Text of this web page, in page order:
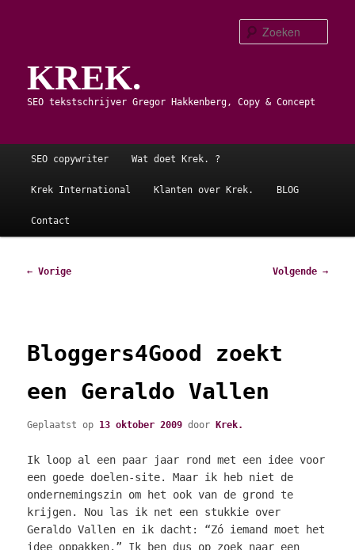
primaire
inhoudKREK.
SEO tekstschrijver Gregor Hakkenberg, Copy & Concept
Hoofdmenu
SEO copywriter Wat doet Krek. ?
Krek International Klanten over Krek. BLOG
Contact
Bericht
← Vorige Volgende →
Bloggers4Good zoekt
een Geraldo Vallen
Geplaatst op 13 oktober 2009 doorKrek.
Ik loop al een paar jaar rond met een idee voor
een goede doelen-site. Maar ik heb niet de
ondernemingszin om het ook van de grond te
krijgen. Nou las ik net een stukkie over
Geraldo Vallen en ik dacht: “Zó iemand moet het
idee oppakken.” Ik ben dus op zoek naar een